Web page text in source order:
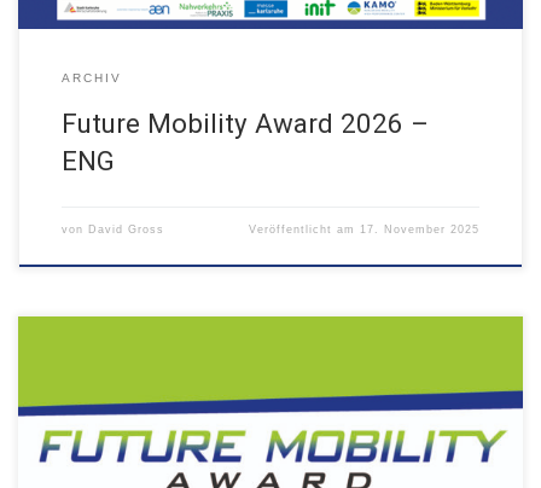
ARCHIV
Future Mobility Award 2026 –
ENG
von David Gross Veröffentlicht am 17. November 2025
Driving visionary mobility forward → Apply now!